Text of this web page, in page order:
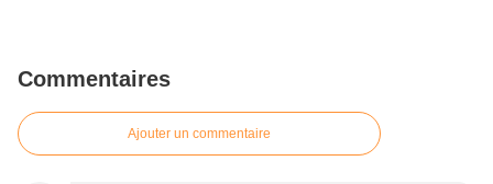
Commentaires
Ajouter un commentaire